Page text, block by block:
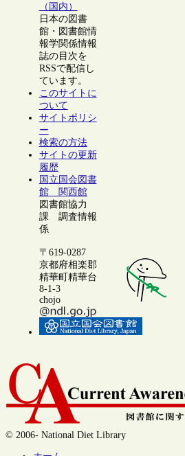
（国内）
日本の図書
館・図書館情
報学関係情報
誌の目次を
RSSで配信し
ています。
このサイトに
ついて
サイトポリシ
ー
検索の方法
サイトの更新
履歴
国立国会図書
館 関西館
図書館協力
課 調査情報
係
〒619-0287
京都府相楽郡
精華町精華台
8-1-3
chojo
© 2006- National Diet Library